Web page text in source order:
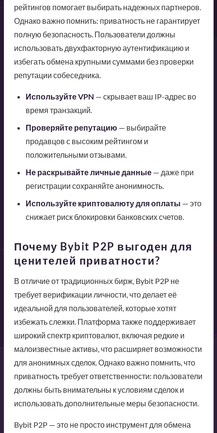
рейтингов помогает выбирать надежных партнеров.
Однако важно помнить: приватность не гарантирует
полную безопасность. Пользователи должны
использовать двухфакторную аутентификацию и
избегать обмена крупными суммами без проверки
репутации собеседника.
Используйте VPN — скрывает ваш IP-адрес во
время транзакций.
Проверяйте репутацию — выбирайте
продавцов с высоким рейтингом и
положительными отзывами.
Не раскрывайте личные данные— даже при
регистрации сохраняйте анонимность.
Используйте криптовалюту для оплаты — это
снижает риск блокировки банковских счетов.
Почему Bybit P2P выгоден для
ценителей приватности?
В отличие от традиционных бирж, Bybit P2P не
требует верификации личности, что делает её
идеальной для пользователей, которые хотят
избежать слежки. Платформа также поддерживает
широкий спектр криптовалют, включая редкие и
малоизвестные активы, что расширяет возможности
для анонимных сделок. Однако важно помнить, что
приватность требует ответственности: пользователи
должны быть внимательны к условиям сделок и
использовать дополнительные меры безопасности.
Bybit P2P — это не просто инструмент для обмена